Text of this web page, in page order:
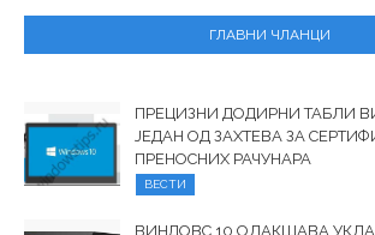
ГЛАВНИ ЧЛАНЦИ
ПРЕЦИЗНИ ДОДИРНИ ТАБЛИ
ЈЕДАН ОД ЗАХТЕВА ЗА
ПРЕНОСНИХ РАЧУНАРА
ВЕСТИ
ВИНДОВС 10 ОЛАКШАВА